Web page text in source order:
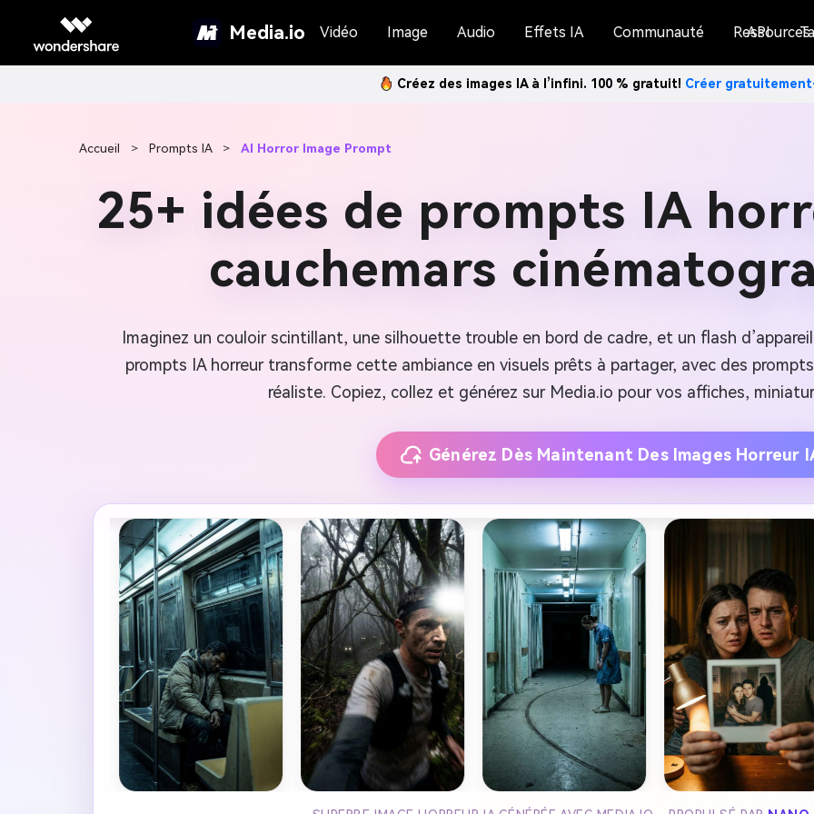
Media.io Vidéo Image Audio Effets IA Communauté Ressources
API
Créez des images IA à l’infini. 100 % gratuit! Créer
Accueil > Prompts IA > AI Horror Image Prompt
25+ idées de prompts IA
cauchemars
Imaginez un couloir scintillant, une silhouette trouble en bord de cadre, et un flash
prompts IA horreur transforme cette ambiance en visuels prêts à partager, avec des
réaliste. Copiez, collez et générez sur Media.io pour vos affiches,
Générez Dès Maintenant Des Images Horreur